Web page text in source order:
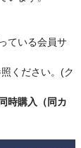
ている会員サ
ください。(ク
時購入（同カ